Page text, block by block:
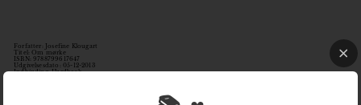
Forfatter:
Josefine Klougart
Titel:Om mørke
ISBN:9788799617647
Udgivelsesdato: 05-12-2013
Indbinding:Hardback